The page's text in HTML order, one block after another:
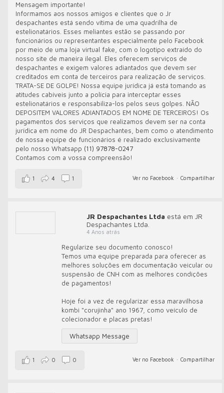
Mensagem importante!
Informamos aos nossos amigos e clientes que o Jr
despachantes está sendo vítima de uma quadrilha de
estelionatários. Esses meliantes estão se passando por
funcionários ou representantes especialmente pelo Facebook
por meio de uma loja virtual fake, com o logotipo extraído do
nosso site de maneira ilegal. Eles oferecem serviços de
despachantes e exigem valores adiantados que devem ser
creditados em conta de terceiros para realização de serviços.
TRATA-SE DE GOLPE! Nossa equipe jurídica já está tomando as
atitudes cabíveis junto a polícia para interceptar esses
estelionatários e responsabiliza-los pelos seus golpes. NÃO
DEPOSITEM VALORES ADIANTADOS EM NOME DE TERCEIROS! Os
pagamentos dos serviços que realizamos devem ser na conta
jurídica em nome do JR Despachantes, bem como o atendimento
de nossa equipe de funcionários é realizado exclusivamente
pelo nosso Whatsapp (11) 97878-0247
Contamos com a vossa compreensão!
Ver no Facebook · Compartilhar
1 4 1
JR Despachantes Ltda está em JR
Despachantes Ltda.
4 Anos atrás
Regularize seu documento conosco!
Temos uma equipe preparada para oferecer as
melhores soluções em documentação veicular ou
suspensão de CNH com as melhores condições
de pagamentos!
Hoje foi a vez de regularizar essa maravilhosa
kombi "corujinha" ano 1967, como veículo de
colecionador e placas pretas!
Whatsapp Message
Ver no Facebook · Compartilhar
1 0 0